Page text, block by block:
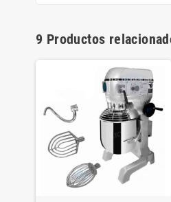
9 Productos